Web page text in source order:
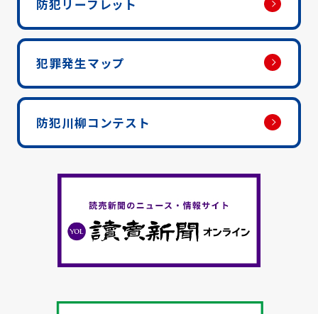
防犯リーフレット
犯罪発生マップ
防犯川柳コンテスト